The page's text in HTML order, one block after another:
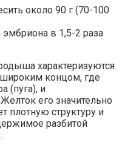
около 90 г (70-100
в 1,5-2 раза
характеризуются
концом, где
(пуга), и
его значительно
плотную структуру и
разбитой